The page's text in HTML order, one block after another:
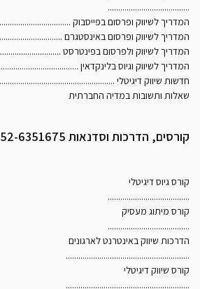
.......................................
המדריך לשיווק ופרסום בפייסבוק
המדריך לשיווק ופרסום באינסטגרם
המדריך לשיווק ולפרסום בפינטרסט
המדריך לשיווק וגיוס בלינקדאין ......................................
חדשות שיווק דיגיטלי
שאלות ותשובות במדיה החברתית
קורסים, הדרכות וסדנאות 052-6351675
קורס גיוס דיגיטלי
.......................................
קורס מיתוג מעסיק
.......................................
הדרכות שיווק באינטרנט לארגונים
...........................................................
קורס שיווק דיגיטלי
...........................................................